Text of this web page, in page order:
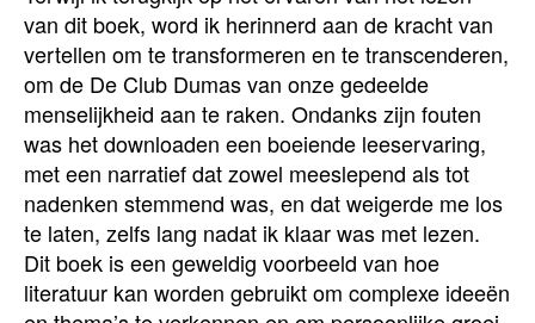
van dit boek, word ik herinnerd aan de kracht van
vertellen om te transformeren en te transcenderen,
om de De Club Dumas van onze gedeelde
menselijkheid aan te raken. Ondanks zijn fouten
was het downloaden een boeiende leeservaring,
met een narratief dat zowel meeslepend als tot
nadenken stemmend was, en dat weigerde me los
te laten, zelfs lang nadat ik klaar was met lezen.
Dit boek is een geweldig voorbeeld van hoe
literatuur kan worden gebruikt om complexe ideeën